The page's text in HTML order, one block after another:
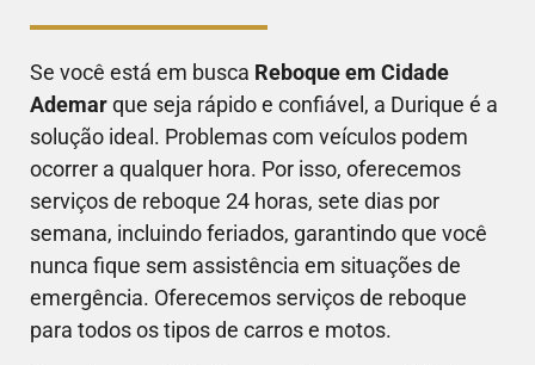
Se você está em busca Reboque em Cidade
Ademarque seja rápido e confiável, a Durique é a
solução ideal. Problemas com veículos podem
ocorrer a qualquer hora. Por isso, oferecemos
serviços de reboque 24 horas, sete dias por
semana, incluindo feriados, garantindo que você
nunca fique sem assistência em situações de
emergência. Oferecemos serviços de reboque
para todos os tipos de carros e motos.